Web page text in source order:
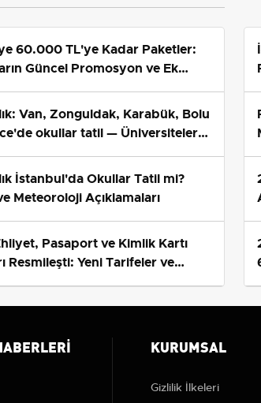
60.000 TL'ye Kadar Paketler:
Güncel Promosyon ve Ek
Van, Zonguldak, Karabük, Bolu
okullar tatil — Üniversiteler
İstanbul'da Okullar Tatil mi?
Meteoroloji Açıklamaları
Pasaport ve Kimlik Kartı
Resmileşti: Yeni Tarifeler ve
Tarihi
KURUMSAL
Gizlilik İlkeleri